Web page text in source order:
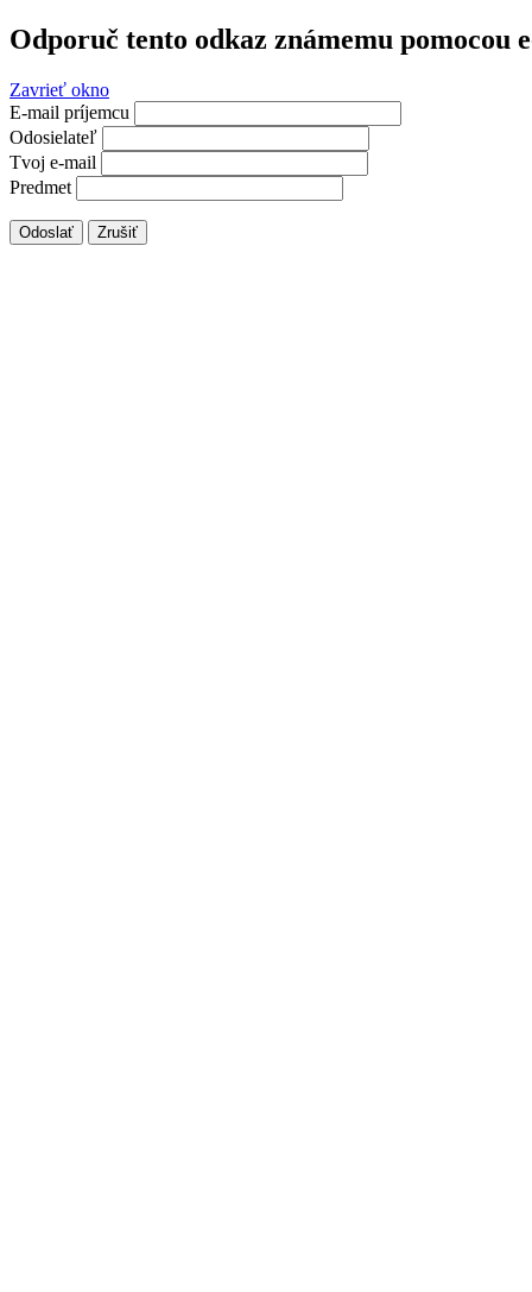
Odporuč tento odkaz známemu pomocou
Zavrieť okno
E-mail príjemcu
Odosielateľ
Tvoj e-mail
Predmet
Odoslať Zrušiť